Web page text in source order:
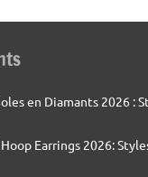
en Diamants 2026 :
Earrings 2026: